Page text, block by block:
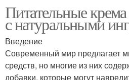
Питательные
с натуральными
Введение
Современный мир предлагает
средств, но многие из них
добавки, которые могут